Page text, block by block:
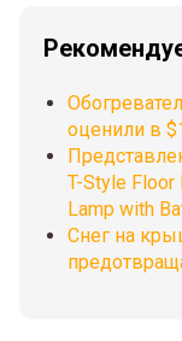
оценили в
T-Style Floor
Lamp with
Снег на